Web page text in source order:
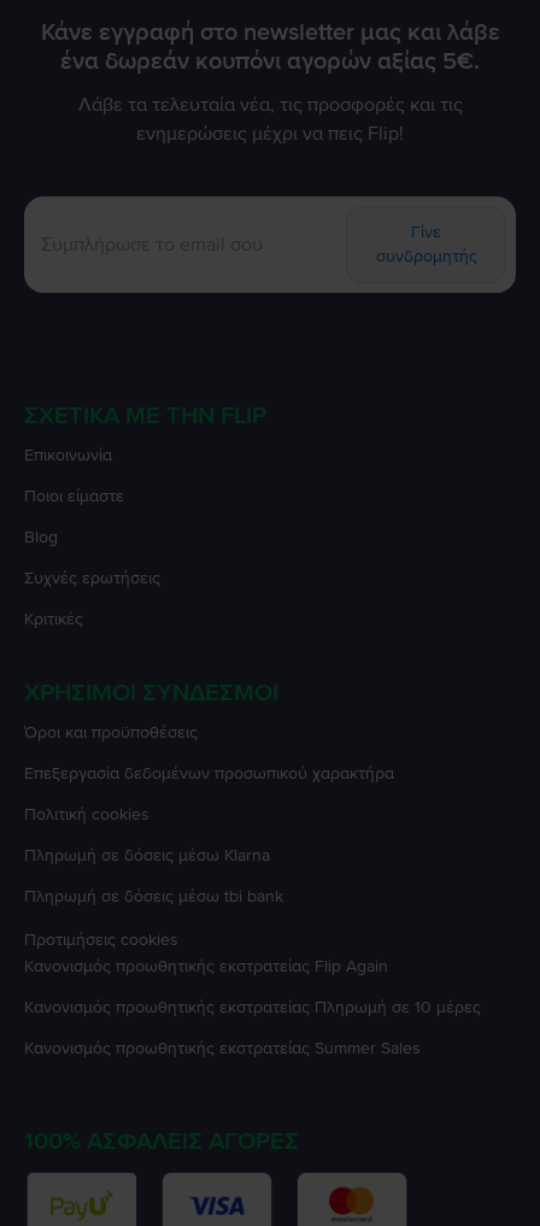
Κάνε εγγραφή στο newsletter μας και λάβε
ένα δωρεάν κουπόνι αγορών αξίας 5€.
Λάβε τα τελευταία νέα, τις προσφορές και τις
ενημερώσεις μέχρι να πεις Flip!
Γίνε
συνδρομητής
ΣΧΕΤΙΚΆ ΜΕ ΤΗΝ FLIP
Επικοινωνία
Ποιοι είμαστε
Blog
Συχνές ερωτήσεις
Κριτικές
ΧΡΉΣΙΜΟΙ ΣΎΝΔΕΣΜΟΙ
Όροι και προϋποθέσεις
Επεξεργασία δεδομένων προσωπικού χαρακτήρα
Πολιτική cookies
Πληρωμή σε δόσεις μέσω Klarna
Πληρωμή σε δόσεις μέσω tbi bank
Προτιμήσεις cookies
Κανονισμός προωθητικής εκστρατείας Flip Again
Κανονισμός προωθητικής εκστρατείας Πληρωμή σε 10 μέρες
Κανονισμός προωθητικής εκστρατείας Summer Sales
100% ΑΣΦΑΛΕΊΣ ΑΓΟΡΈΣ